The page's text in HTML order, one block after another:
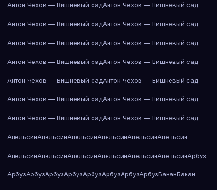
Антон Чехов — Вишнёвый садАнтон Чехов — Вишнёвый сад
Антон Чехов — Вишнёвый садАнтон Чехов — Вишнёвый сад
Антон Чехов — Вишнёвый садАнтон Чехов — Вишнёвый сад
Антон Чехов — Вишнёвый садАнтон Чехов — Вишнёвый сад
Антон Чехов — Вишнёвый садАнтон Чехов — Вишнёвый сад
Антон Чехов — Вишнёвый садАнтон Чехов — Вишнёвый сад
Антон Чехов — Вишнёвый садАнтон Чехов — Вишнёвый сад
АпельсинАпельсинАпельсинАпельсинАпельсинАпельсин
АпельсинАпельсинАпельсинАпельсинАпельсинАпельсинАрбуз
АрбузАрбузАрбузАрбузАрбузАрбузАрбузАрбузБананБанан